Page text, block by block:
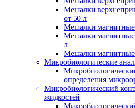
Мешалки
от 50 л
Мешалки магнитные
Мешалки
л
Мешалки магнитные
Микробиологические
определения
Микробиологический
жидкостей